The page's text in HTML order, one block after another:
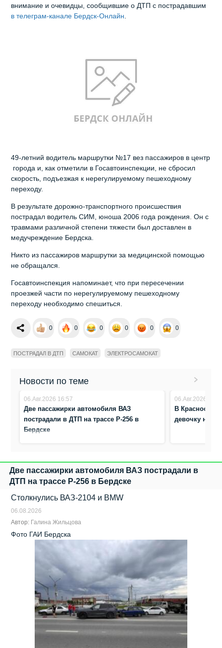
внимание и очевидцы, сообщившие о ДТП с пострадавшим
в телеграм-канале Бердск-Онлайн.
49-летний водитель маршрутки №17 вез пассажиров в центр
города и, как отметили в Госавтоинспекции, не сбросил
скорость, подъезжая к нерегулируемому пешеходному
переходу.
В результате дорожно-транспортного происшествия
пострадал водитель СИМ, юноша 2006 года рождения. Он с
травмами различной степени тяжести был доставлен в
медучреждение Бердска.
Никто из пассажиров маршрутки за медицинской помощью
не обращался.
Госавтоинспекция напоминает, что при пересечении
проезжей части по нерегулируемому пешеходному
переходу необходимо спешиться.
0 0 0 0 0 0
ПОСТРАДАЛ В ДТП САМОКАТ ЭЛЕКТРОСАМОКАТ
Новости по теме
06.Авг.2026 16:57
Две пассажирки автомобиля ВАЗ
пострадали в ДТП на трассе Р-256 в
Бердске
06.Авг.2026 8:41
В
девочку на
Две пассажирки автомобиля ВАЗ пострадали в
ДТП на трассе Р-256 в Бердске
Столкнулись ВАЗ‑2104 и BMW
06.08.2026
Автор: Галина Жильцова
Фото ГАИ Бердска